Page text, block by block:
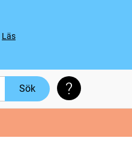
Läs
Sök Söktips